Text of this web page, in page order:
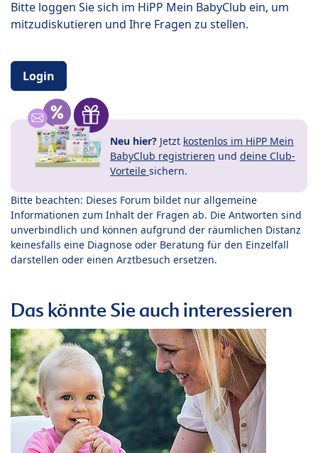
Bitte loggen Sie sich im HiPP Mein BabyClub ein, um
mitzudiskutieren und Ihre Fragen zu stellen.
Login
Neu hier? Jetzt kostenlos im HiPP Mein
BabyClub registrieren und deine Club-
Vorteile sichern.
Bitte beachten: Dieses Forum bildet nur allgemeine
Informationen zum Inhalt der Fragen ab. Die Antworten sind
unverbindlich und können aufgrund der räumlichen Distanz
keinesfalls eine Diagnose oder Beratung für den Einzelfall
darstellen oder einen Arztbesuch ersetzen.
Das könnte Sie auch interessieren